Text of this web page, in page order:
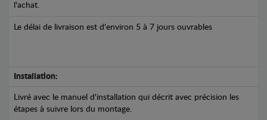
l'achat.
Le délai de livraison est d'environ 5 à 7 jours ouvrables
Installation:
Livré avec le manuel d'installation qui décrit avec précision les
étapes à suivre lors du montage.